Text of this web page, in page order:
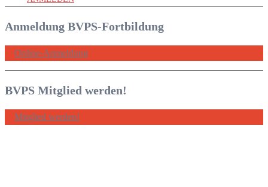
Anmeldung BVPS-Fortbildung
Online-Anmeldung
BVPS Mitglied werden!
Mitglied werden!